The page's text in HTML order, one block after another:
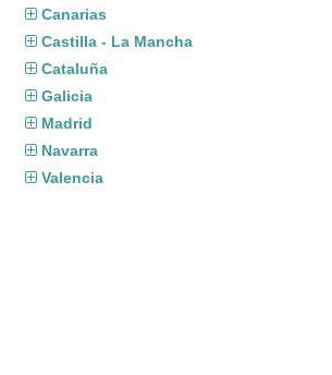
Canarias
Castilla - La Mancha
Cataluña
Galicia
Madrid
Navarra
Valencia